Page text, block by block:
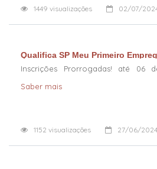
1449 visualizações 02/07/
Qualifica SP Meu Primeiro
Inscrições Prorrogadas! até 06
Saber mais
1152 visualizações 27/06/2024